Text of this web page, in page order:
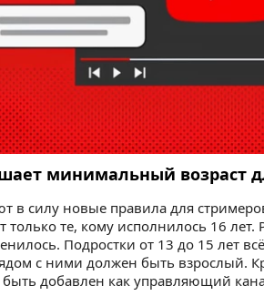
минимальный возраст
в силу новые правила для
только те, кому исполнилось 16
Подростки от 13 до 15 лет
с ними должен быть взрослый.
добавлен как управляющий